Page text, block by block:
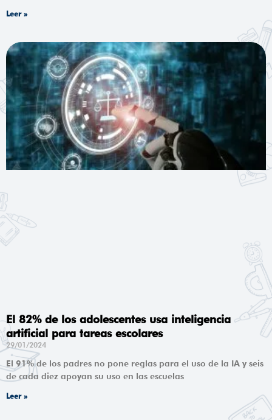
Leer »
El 82% de los adolescentes usa inteligencia
artificial para tareas escolares
29/01/2024
El 91% de los padres no pone reglas para el uso de la IA y seis
de cada diez apoyan su uso en las escuelas
Leer »